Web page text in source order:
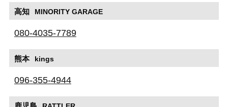
高知 MINORITY GARAGE
080-4035-7789
熊本 kings
096-355-4944